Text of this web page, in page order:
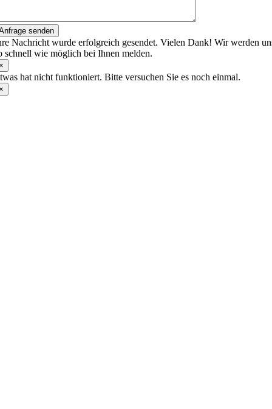
senden
Nachricht wurde erfolgreich gesendet. Vielen Dank! Wir werden
schnell wie möglich bei Ihnen melden.
hat nicht funktioniert. Bitte versuchen Sie es noch einmal.